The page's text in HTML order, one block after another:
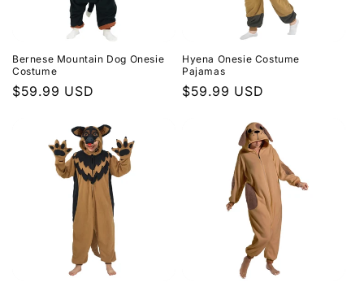
:
Bernese Mountain Dog Onesie
Costume
Normaler
$59.99 USD
Hyena Onesie Costume
Pajamas
Normaler
$59.99 USD